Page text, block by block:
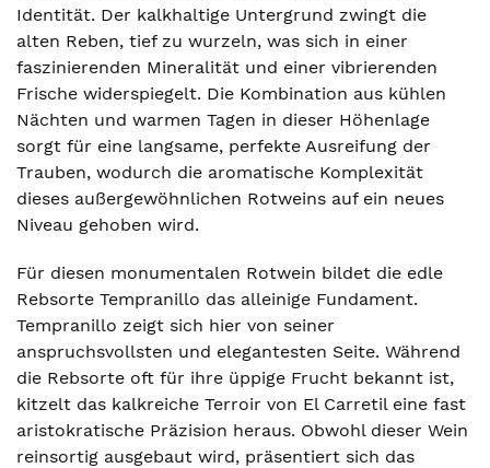
Identität. Der kalkhaltige Untergrund zwingt die
alten Reben, tief zu wurzeln, was sich in einer
faszinierenden Mineralität und einer vibrierenden
Frische widerspiegelt. Die Kombination aus kühlen
Nächten und warmen Tagen in dieser Höhenlage
sorgt für eine langsame, perfekte Ausreifung der
Trauben, wodurch die aromatische Komplexität
dieses außergewöhnlichen Rotweins auf ein neues
Niveau gehoben wird.
Für diesen monumentalen Rotwein bildet die edle
Rebsorte Tempranillo das alleinige Fundament.
Tempranillo zeigt sich hier von seiner
anspruchsvollsten und elegantesten Seite. Während
die Rebsorte oft für ihre üppige Frucht bekannt ist,
kitzelt das kalkreiche Terroir von El Carretil eine fast
aristokratische Präzision heraus. Obwohl dieser Wein
reinsortig ausgebaut wird, präsentiert sich das